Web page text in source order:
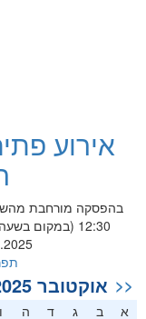
אירוע
12:30 (במקום בשעה 12:00) ובהפסקה הגדולה 14:30-13:30
26.10.2025
<< אוקטובר 2025
א ב ג ד ה